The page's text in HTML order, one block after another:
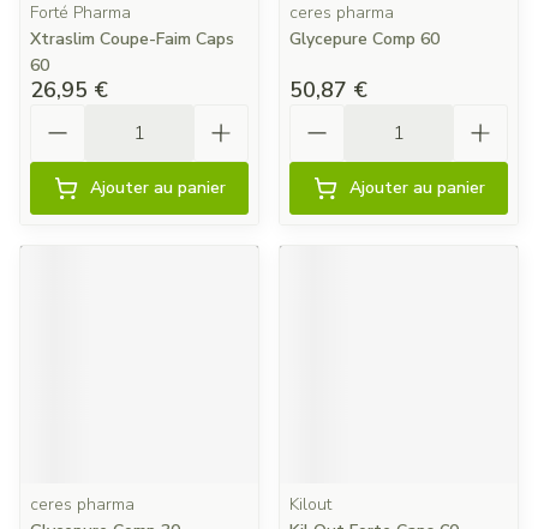
Forté Pharma
Xtraslim Coupe-Faim Caps
60
26,95 €
Ajouter au panier
ceres pharma
Glycepure Comp 60
50,87 €
Ajouter au panier
ceres pharma
Kilout